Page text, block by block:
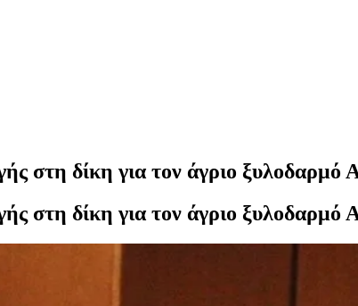
στη δίκη για τον άγριο ξυλοδαρμό
στη δίκη για τον άγριο ξυλοδαρμό